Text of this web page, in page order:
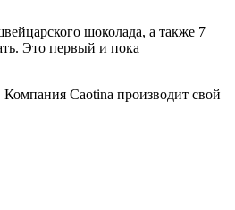
шоколада, а также 7
Это первый и пока
Caotina производит свой